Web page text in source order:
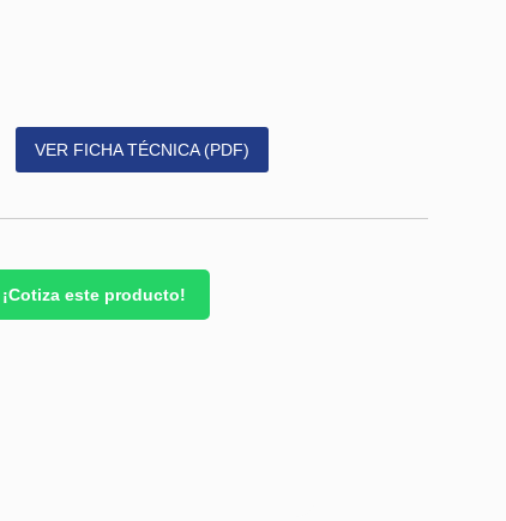
VER FICHA TÉCNICA (PDF)
¡Cotiza este producto!